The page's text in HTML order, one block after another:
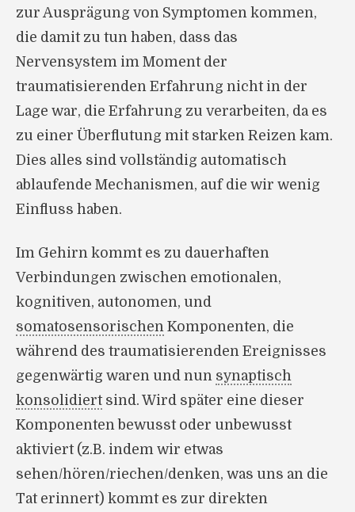
zur Ausprägung von Symptomen kommen,
die damit zu tun haben, dass das
Nervensystem im Moment der
traumatisierenden Erfahrung nicht in der
Lage war, die Erfahrung zu verarbeiten, da es
zu einer Überflutung mit starken Reizen kam.
Dies alles sind vollständig automatisch
ablaufende Mechanismen, auf die wir wenig
Einfluss haben.
Im Gehirn kommt es zu dauerhaften
Verbindungen zwischen emotionalen,
kognitiven, autonomen, und
somatosensorischen Komponenten, die
während des traumatisierenden Ereignisses
gegenwärtig waren und nun synaptisch
konsolidiert sind. Wird später eine dieser
Komponenten bewusst oder unbewusst
aktiviert (z.B. indem wir etwas
sehen/hören/riechen/denken, was uns an die
Tat erinnert) kommt es zur direkten